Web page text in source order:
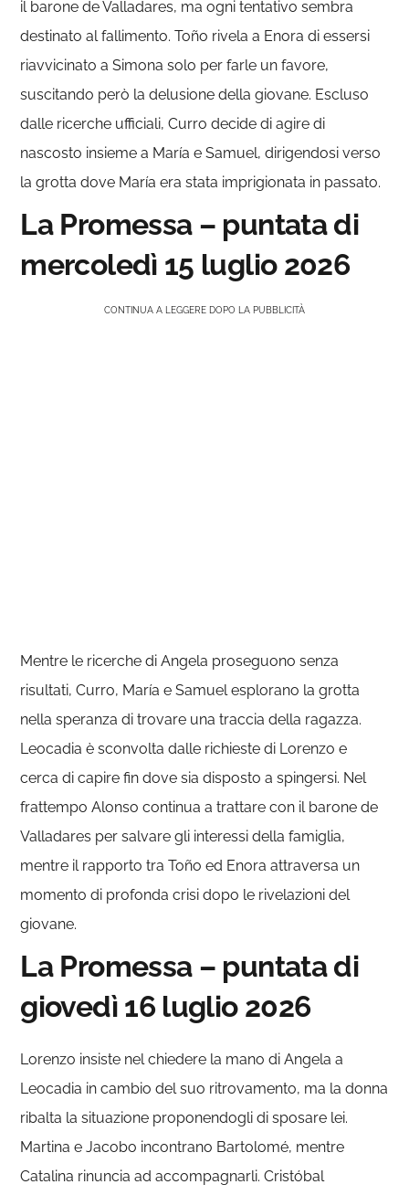
il barone de Valladares, ma ogni tentativo sembra
destinato al fallimento. Toño rivela a Enora di essersi
riavvicinato a Simona solo per farle un favore,
suscitando però la delusione della giovane. Escluso
dalle ricerche ufficiali, Curro decide di agire di
nascosto insieme a María e Samuel, dirigendosi verso
la grotta dove María era stata imprigionata in passato.
La Promessa – puntata di
mercoledì 15 luglio 2026
CONTINUA A LEGGERE DOPO LA PUBBLICITÀ
Mentre le ricerche di Angela proseguono senza
risultati, Curro, María e Samuel esplorano la grotta
nella speranza di trovare una traccia della ragazza.
Leocadia è sconvolta dalle richieste di Lorenzo e
cerca di capire fin dove sia disposto a spingersi. Nel
frattempo Alonso continua a trattare con il barone de
Valladares per salvare gli interessi della famiglia,
mentre il rapporto tra Toño ed Enora attraversa un
momento di profonda crisi dopo le rivelazioni del
giovane.
La Promessa – puntata di
giovedì 16 luglio 2026
Lorenzo insiste nel chiedere la mano di Angela a
Leocadia in cambio del suo ritrovamento, ma la donna
ribalta la situazione proponendogli di sposare lei.
Martina e Jacobo incontrano Bartolomé, mentre
Catalina rinuncia ad accompagnarli. Cristóbal